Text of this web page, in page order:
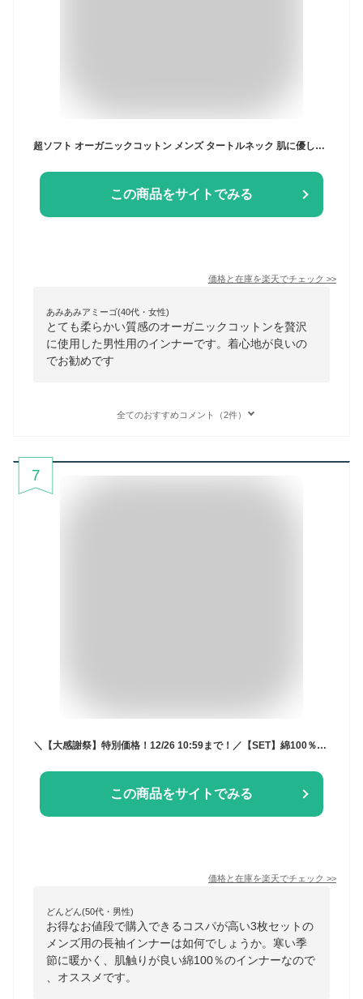
超ソフト オーガニックコットン メンズ タートルネック 肌に優しい 草花染 綿100％ フライス ハイネック 暖かい 冬 カットソー 長袖 インナー コットン タートル M L 敏感肌 アトピー 日本製 送料無料
この商品をサイトでみる
価格と在庫を楽天でチェック >>
あみあみアミーゴ(40代・女性)
とても柔らかい質感のオーガニックコットンを贅沢
に使用した男性用のインナーです。着心地が良いの
でお勧めです
全てのおすすめコメント（2件）
7
＼【大感謝祭】特別価格！12/26 10:59まで！／【SET】綿100％長袖インナー3枚セット
この商品をサイトでみる
価格と在庫を楽天でチェック >>
どんどん(50代・男性)
お得なお値段で購入できるコスパが高い3枚セットの
メンズ用の長袖インナーは如何でしょうか。寒い季
節に暖かく、肌触りが良い綿100％のインナーなので
、オススメです。